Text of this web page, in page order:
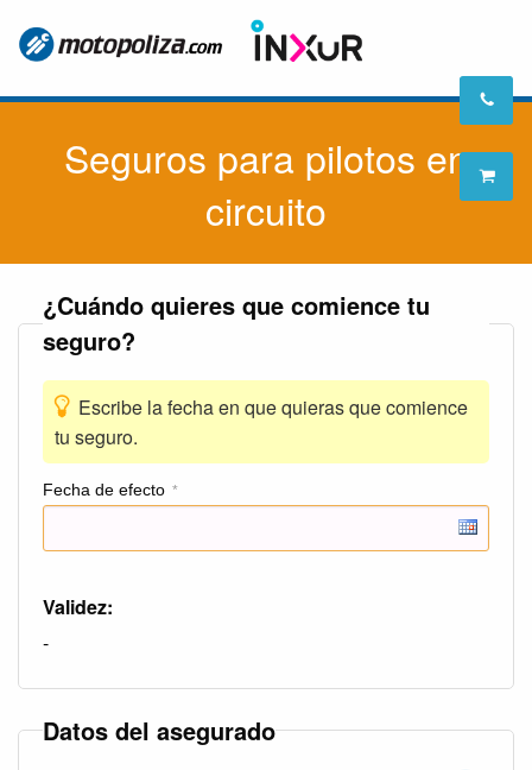
Seguros para pilotos en
circuito
¿Cuándo quieres que comience tu
seguro?
Escribe la fecha en que quieras que comience
tu seguro.
Fecha de efecto *
Validez:
-
Datos del asegurado